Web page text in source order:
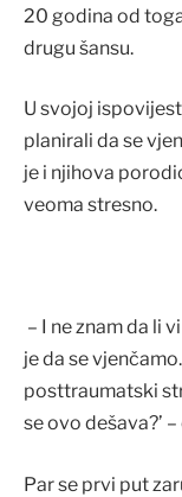
20 godina od
drugu šansu.
U svojoj
planirali da se
je i njihova
veoma stresno.
– I ne znam da li
je da se
posttraumatski
se ovo dešava?’
Par se prvi put